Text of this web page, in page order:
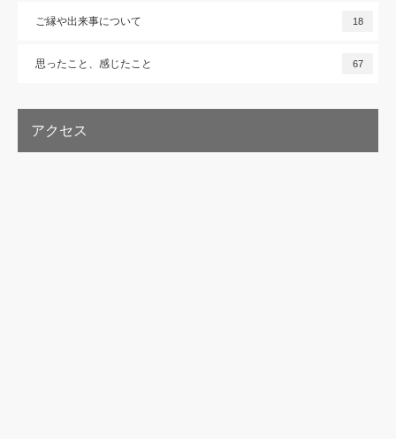
ご縁や出来事について 18
思ったこと、感じたこと 67
アクセス